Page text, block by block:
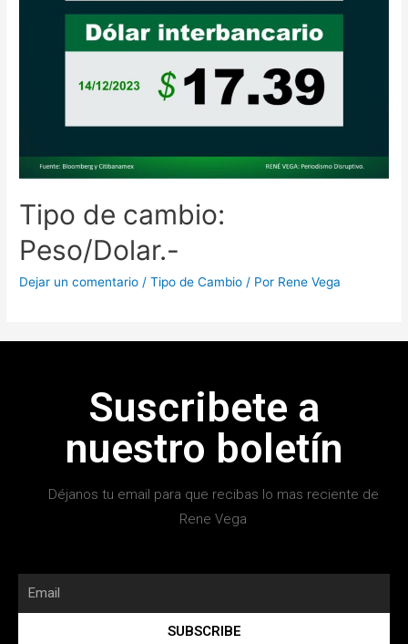
Tipo de cambio:
Peso/Dolar.-
Dejar un comentario /Tipo de Cambio / Por Rene Vega
Suscribete a
nuestro boletín
Déjanos tu email para que recibas lo mas reciente de
Rene Vega
SUBSCRIBE